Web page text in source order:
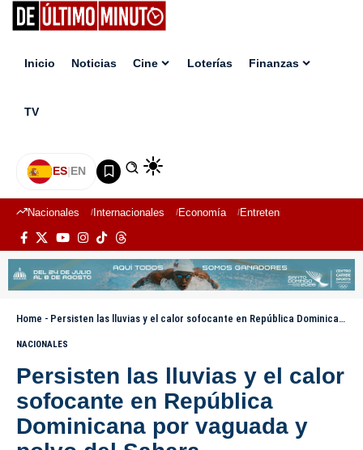
Inicio Noticias Cine Loterías Finanzas
TV
ES|EN
Nacionales Internacionales Economía Entretenimiento
Home - Persisten las lluvias y el calor sofocante en República Dominicana por vaguada y polvo del Sahara
NACIONALES
Persisten las lluvias y el calor
sofocante en República
Dominicana por vaguada y